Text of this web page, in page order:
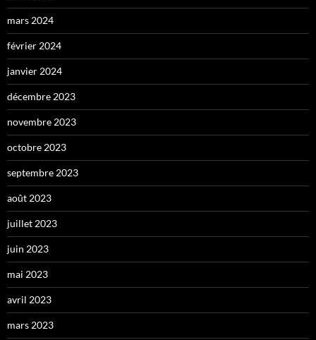
mars 2024
février 2024
janvier 2024
décembre 2023
novembre 2023
octobre 2023
septembre 2023
août 2023
juillet 2023
juin 2023
mai 2023
avril 2023
mars 2023